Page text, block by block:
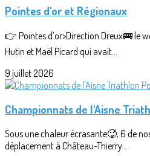
Pointes d'or et Régionaux
👉 Pointes d’or>Direction Dreux🚌 le
Hutin et Maël Picard qui avait...
9 juillet 2026
Championnats de l'Aisne
Sous une chaleur écrasante🥵, 6 de
déplacement à Château-Thierry...